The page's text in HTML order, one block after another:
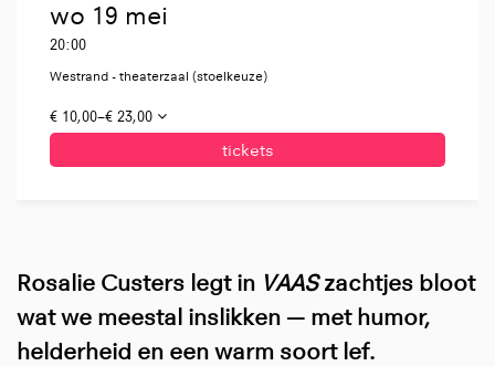
wo 19 mei
20:00
Westrand - theaterzaal (stoelkeuze)
€ 10,00–€ 23,00
tickets
Rosalie Custers legt in VAASzachtjes bloot
wat we meestal inslikken — met humor,
helderheid en een warm soort lef.